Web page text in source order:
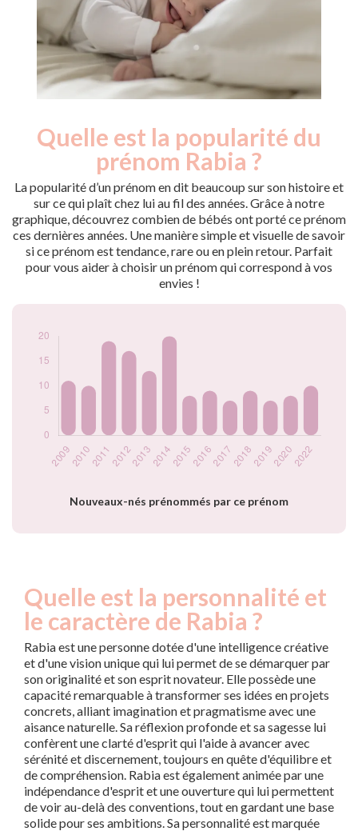
Quelle est la popularité du
prénom Rabia ?
La popularité d’un prénom en dit beaucoup sur son histoire et
sur ce qui plaît chez lui au fil des années. Grâce à notre
graphique, découvrez combien de bébés ont porté ce prénom
ces dernières années. Une manière simple et visuelle de savoir
si ce prénom est tendance, rare ou en plein retour. Parfait
pour vous aider à choisir un prénom qui correspond à vos
envies !
Nouveaux-nés prénommés par ce prénom
Popularité du
Année
Nouveaux-
nés
2010
10
2011
19
2012
17
2013
13
2014
20
2015
8
2019
2020
2022
10
Quelle est la personnalité et
le caractère de Rabia ?
Rabia est une personne dotée d'une intelligence créative
et d'une vision unique qui lui permet de se démarquer par
son originalité et son esprit novateur. Elle possède une
capacité remarquable à transformer ses idées en projets
concrets, alliant imagination et pragmatisme avec une
aisance naturelle. Sa réflexion profonde et sa sagesse lui
confèrent une clarté d'esprit qui l'aide à avancer avec
sérénité et discernement, toujours en quête d'équilibre et
de compréhension. Rabia est également animée par une
indépendance d'esprit et une ouverture qui lui permettent
de voir au-delà des conventions, tout en gardant une base
solide pour ses ambitions. Sa personnalité est marquée